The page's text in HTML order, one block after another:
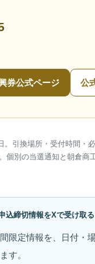
券公式ページ 公
。引換場所・受付時間・
個別の当選通知と朝倉商
込締切情報をXで受け取る
限定情報を、日付・
す。